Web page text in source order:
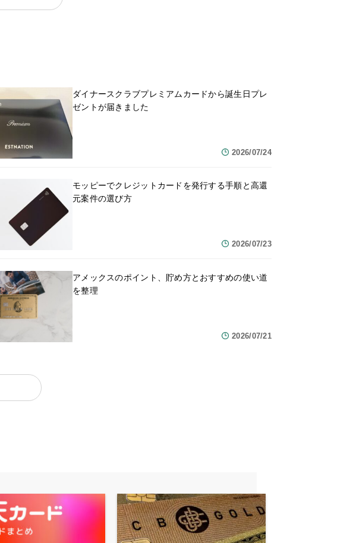
ダイナースクラブプレミアムカードから誕生日プレ
ゼントが届きました
2026/07/24
モッピーでクレジットカードを発行する手順と高還
元案件の選び方
2026/07/23
アメックスのポイント、貯め方とおすすめの使い道
を整理
2026/07/21